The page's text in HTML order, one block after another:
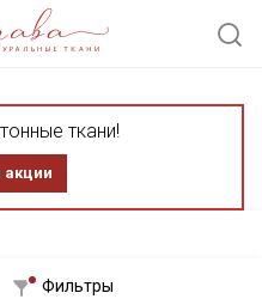
ткани!
акции
Фильтры